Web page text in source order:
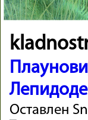
Оставлен